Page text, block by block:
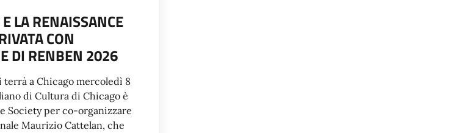
LA RENAISSANCE
CON
DI RENBEN 2026
a Chicago mercoledì 8
di Cultura di Chicago è
Society per co-organizzare
Maurizio Cattelan, che